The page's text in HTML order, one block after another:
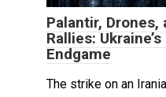
Palantir, Drones,
Rallies:
Endgame
The strike on an